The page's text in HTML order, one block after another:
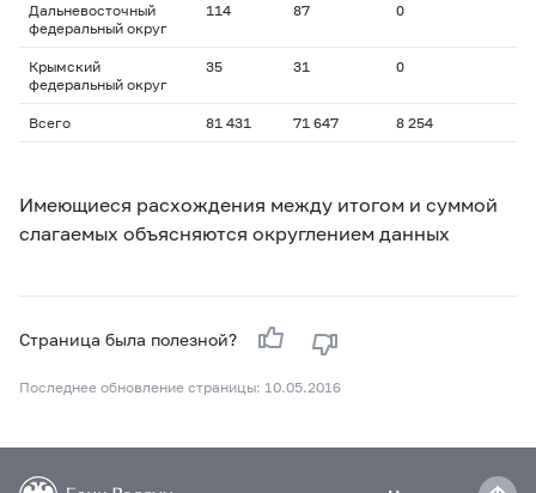
Дальневосточный
федеральный округ
114 87 0
Крымский
федеральный округ
35 31 0
Всего 81 431 71 647 8 254
Имеющиеся расхождения между итогом и суммой
слагаемых объясняются округлением данных
Страница была полезной?
Последнее обновление страницы: 10.05.2016